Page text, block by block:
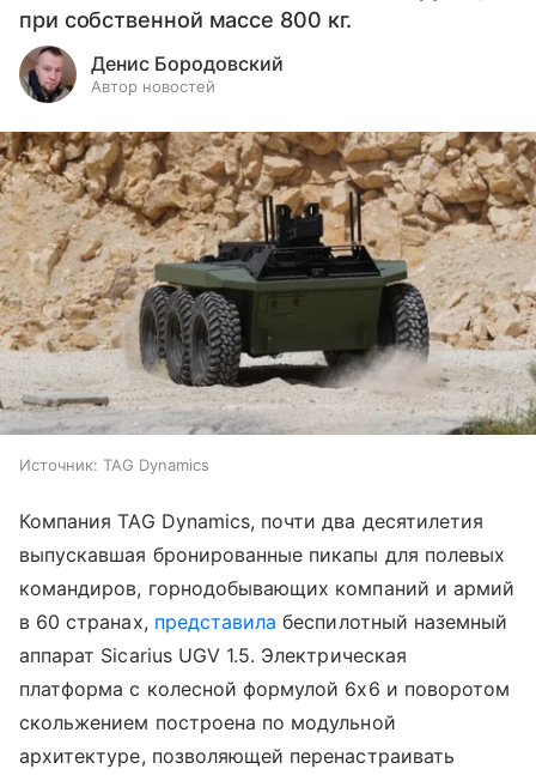
при собственной массе 800 кг.
Денис Бородовский
Автор новостей
Источник: TAG Dynamics
Компания TAG Dynamics, почти два десятилетия
выпускавшая бронированные пикапы для полевых
командиров, горнодобывающих компаний и армий
в 60 странах, представила беспилотный наземный
аппарат Sicarius UGV 1.5. Электрическая
платформа с колесной формулой 6x6 и поворотом
скольжением построена по модульной
архитектуре, позволяющей перенастраивать